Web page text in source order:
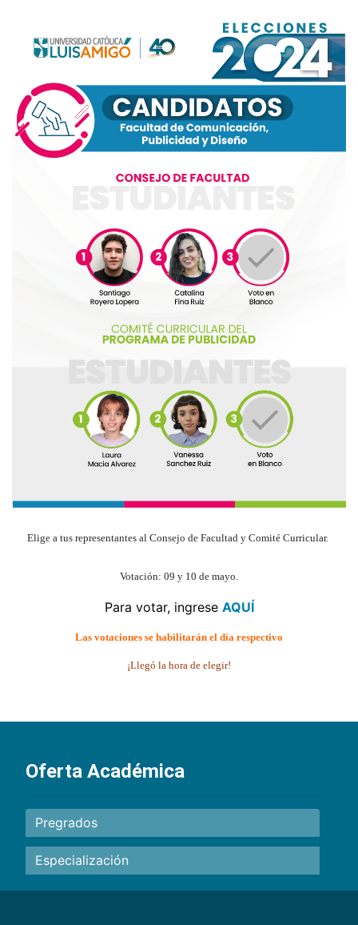
Elige a tus representantes al Consejo de Facultad y Comité Curricular.
Votación: 09 y 10 de mayo.
Para votar, ingrese AQUÍ
Las votaciones se habilitarán el día respectivo
¡Llegó la hora de elegir!
Oferta Académica
Pregrados
Especialización